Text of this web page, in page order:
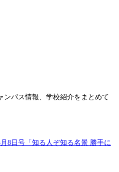
ンパス情報、学校紹介をまとめて